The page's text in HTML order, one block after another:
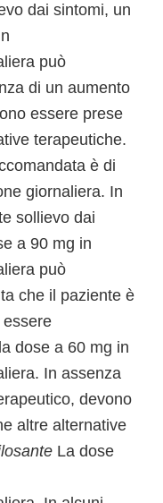
dai sintomi, un
può
di un aumento
essere prese
terapeutiche.
è di
giornaliera. In
sollievo dai
a 90 mg in
può
che il paziente è
dose a 60 mg in
In assenza
devono
altre alternative
La dose